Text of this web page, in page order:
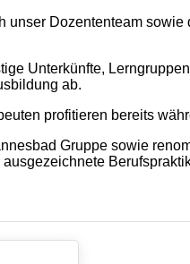
unser Dozententeam
Unterkünfte,
ab.
profitieren bereits
Gruppe sowie